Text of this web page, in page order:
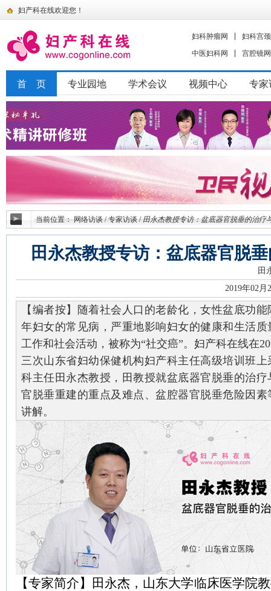
妇产科在线欢迎您！
妇科肿瘤网
妇科宫
中医妇科网
宫腔镜网
首 页 专业园地 学术会议 视频中心 专家
当前位置：网络访谈 / 专家访谈 / 田永杰教授专访：盆底器官脱垂的治疗
田永杰教授专访：盆底器官脱
田
2019年02月
【编者按】随着社会人口的老龄化，女性盆底功
年妇女的常见病，严重地影响妇女的健康和生活
工作和社会活动，被称为“社交癌”。妇产科在线在
三次山东省妇幼保健机构妇产科主任高级培训班
科主任田永杰教授，田教授就盆底器官脱垂的治
官脱垂重建的重点及难点、盆腔器官脱垂危险因
讲解。
【专家简介】田永杰，山东大学临床医学院